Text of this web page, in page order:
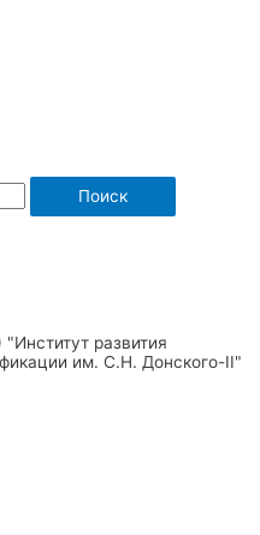
развития
им. С.Н. Донского-II"